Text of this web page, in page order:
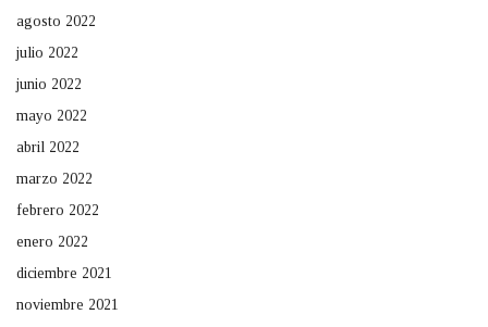
agosto 2022
julio 2022
junio 2022
mayo 2022
abril 2022
marzo 2022
febrero 2022
enero 2022
diciembre 2021
noviembre 2021